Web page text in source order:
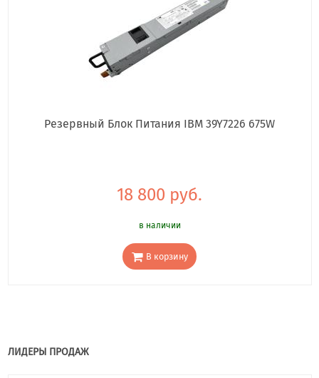
Резервный Блок Питания IBM 39Y7226 675W
18 800 руб.
в наличии
В корзину
ЛИДЕРЫ ПРОДАЖ